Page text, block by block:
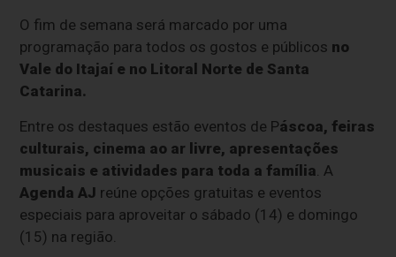
O fim de semana será marcado por uma
programação para todos os gostos e públicos no
Vale do Itajaí e no Litoral Norte de Santa
Catarina.
Entre os destaques estão eventos de Páscoa, feiras
culturais, cinema ao ar livre, apresentações
musicais e atividades para toda a família . A
Agenda AJ reúne opções gratuitas e eventos
especiais para aproveitar o sábado (14) e domingo
(15) na região.